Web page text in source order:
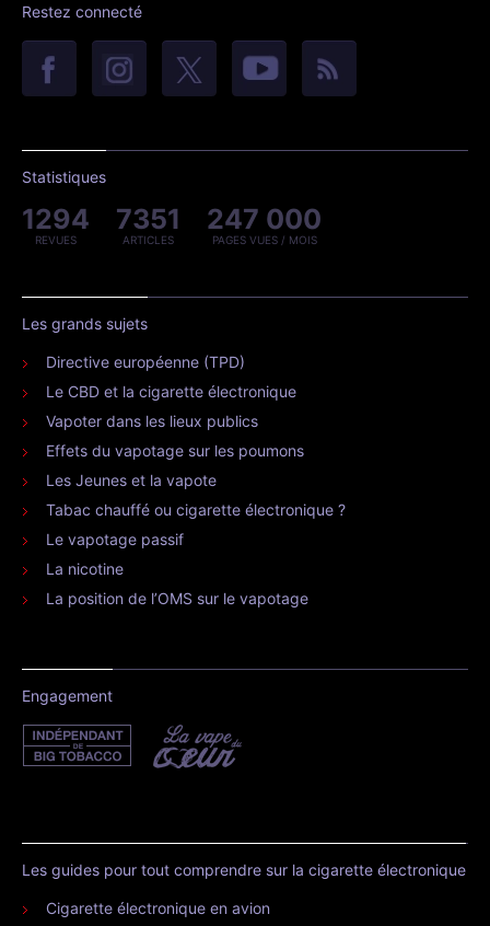
Restez connecté
Statistiques
1294
REVUES
7351
ARTICLES
247 000
PAGES VUES / MOIS
Les grands sujets
Directive européenne (TPD)
Le CBD et la cigarette électronique
Vapoter dans les lieux publics
Effets du vapotage sur les poumons
Les Jeunes et la vapote
Tabac chauffé ou cigarette électronique ?
Le vapotage passif
La nicotine
La position de l’OMS sur le vapotage
Engagement
Les guides pour tout comprendre sur la cigarette électronique
Cigarette électronique en avion